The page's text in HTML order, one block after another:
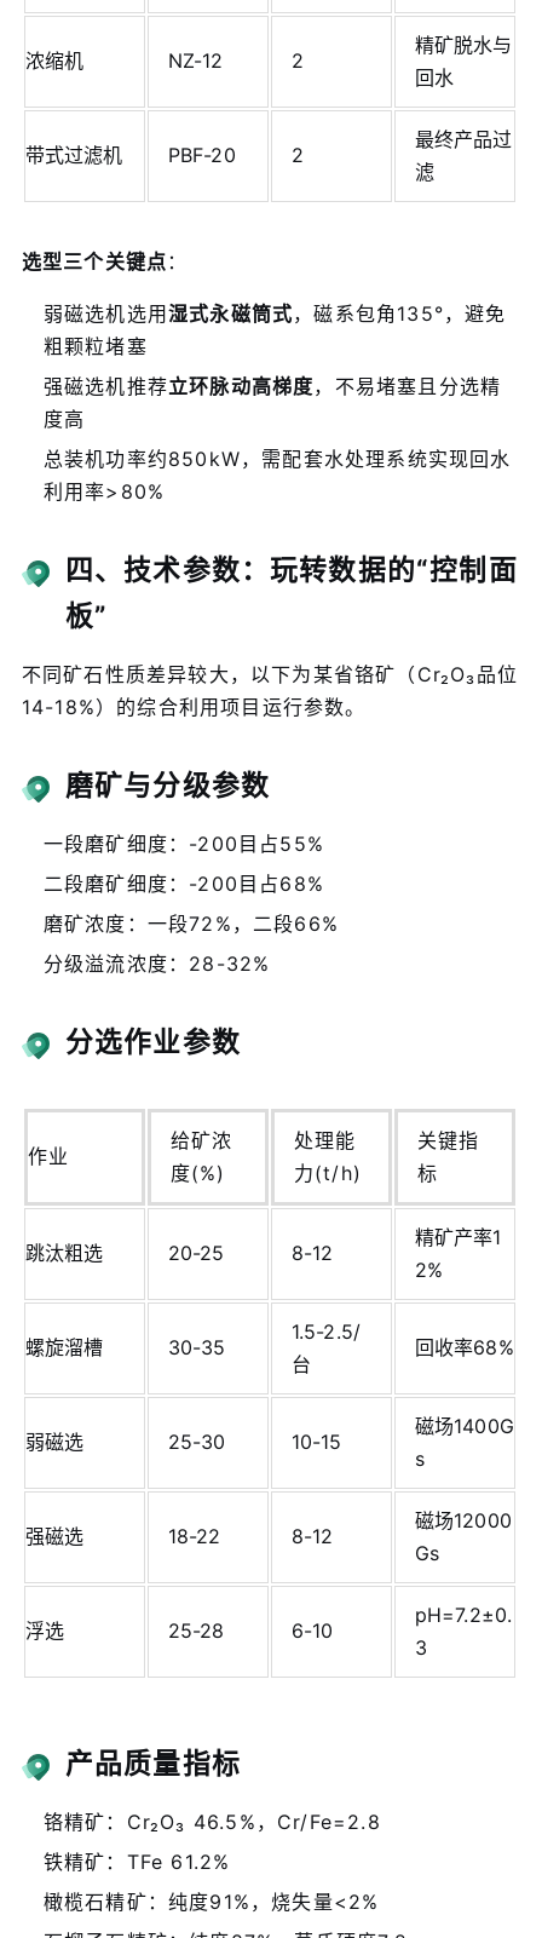
浓缩机 NZ-12 2
精矿脱水与
回水
带式过滤机 PBF-20 2
最终产品过
滤
选型三个关键点 ：
弱磁选机选用湿式永磁筒式，磁系包角135°，避免
粗颗粒堵塞
强磁选机推荐立环脉动高梯度，不易堵塞且分选精
度高
总装机功率约850kW，需配套水处理系统实现回水
利用率>80%
四、技术参数：玩转数据的“控制面
板”
不同矿石性质差异较大，以下为某省铬矿（Cr₂O₃品位
14-18%）的综合利用项目运行参数。
磨矿与分级参数
一段磨矿细度：-200目占55%
二段磨矿细度：-200目占68%
磨矿浓度：一段72%，二段66%
分级溢流浓度：28-32%
分选作业参数
作业
给矿浓
度(%)
处理能
力(t/h)
关键指
标
跳汰粗选 20-25 8-12
精矿产率1
2%
螺旋溜槽 30-35
1.5-2.5/
台
回收率68%
弱磁选 25-30 10-15
磁场1400G
s
强磁选 18-22 8-12
磁场12000
Gs
浮选 25-28 6-10
pH=7.2±0.
3
产品质量指标
铬精矿：Cr₂O₃ 46.5%，Cr/Fe=2.8
铁精矿：TFe 61.2%
橄榄石精矿：纯度91%，烧失量<2%